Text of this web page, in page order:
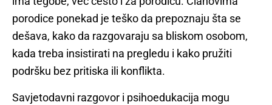
porodice ponekad je teško da prepoznaju šta se
dešava, kako da razgovaraju sa bliskom osobom,
kada treba insistirati na pregledu i kako pružiti
podršku bez pritiska ili konflikta.
Savjetodavni razgovor i psihoedukacija mogu